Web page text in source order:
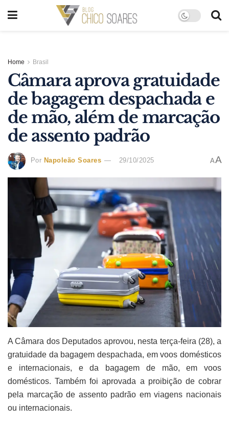
Home Brasil
Câmara aprova gratuidade
de bagagem despachada e
de mão, além de marcação
de assento padrão
Por Napoleão Soares 29/10/2025 AA
A Câmara dos Deputados aprovou, nesta terça-feira (28), a
gratuidade da bagagem despachada, em voos domésticos
e internacionais, e da bagagem de mão, em voos
domésticos. Também foi aprovada a proibição de cobrar
pela marcação de assento padrão em viagens nacionais
ou internacionais.